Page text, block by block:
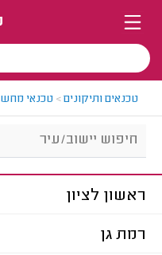
טכנאים ותיקונים> טכנאי
ראשון לציון
רמת גן